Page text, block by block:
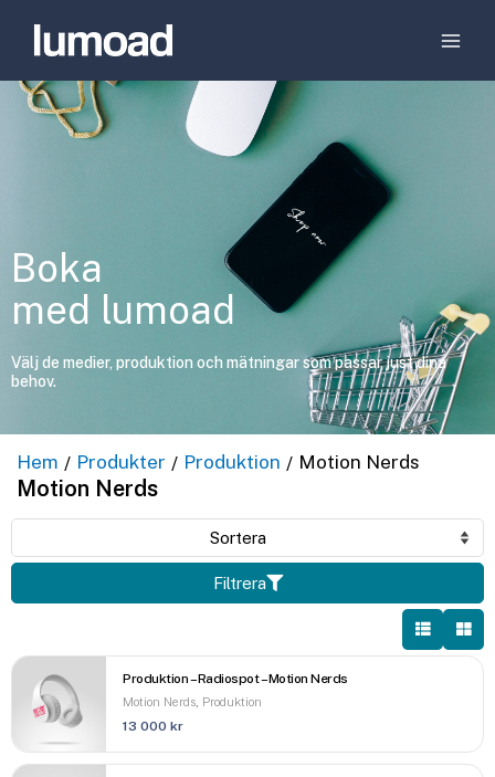
Boka
med lumoad
Välj de medier, produktion och mätningar som passar just dina
behov.
Motion Nerds
Hem / Produkter / Produktion / Motion Nerds
Filtrera
Produktion – Radiospot – Motion Nerds
Motion Nerds, Produktion
13 000kr